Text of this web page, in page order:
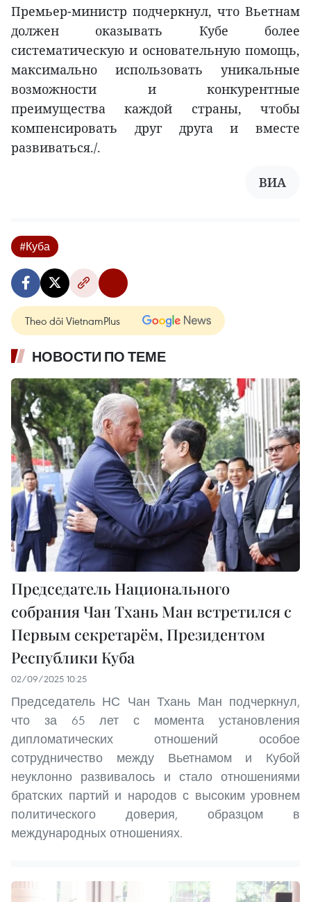
Премьер-министр подчеркнул, что Вьетнам
должен оказывать Кубе более
систематическую и основательную помощь,
максимально использовать уникальные
возможности и конкурентные
преимущества каждой страны, чтобы
компенсировать друг друга и вместе
развиваться./.
ВИА
#Куба
Theo dõi VietnamPlus
НОВОСТИ ПО ТЕМЕ
Председатель Национального
собрания Чан Тхань Ман встретился с
Первым секретарём, Президентом
Республики Куба
02/09/2025 10:25
Председатель НС Чан Тхань Ман подчеркнул,
что за 65 лет с момента установления
дипломатических отношений особое
сотрудничество между Вьетнамом и Кубой
неуклонно развивалось и стало отношениями
братских партий и народов с высоким уровнем
политического доверия, образцом в
международных отношениях.